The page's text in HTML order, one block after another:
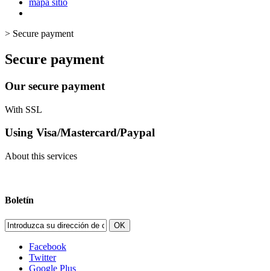
mapa sitio
> Secure payment
Secure payment
Our secure payment
With SSL
Using Visa/Mastercard/Paypal
About this services
Boletín
OK
Facebook
Twitter
Google Plus